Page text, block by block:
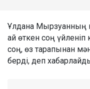
Ұлдана Мырзуанның
ай өткен соң үйленіп
соң, өз тарапынан
берді, деп